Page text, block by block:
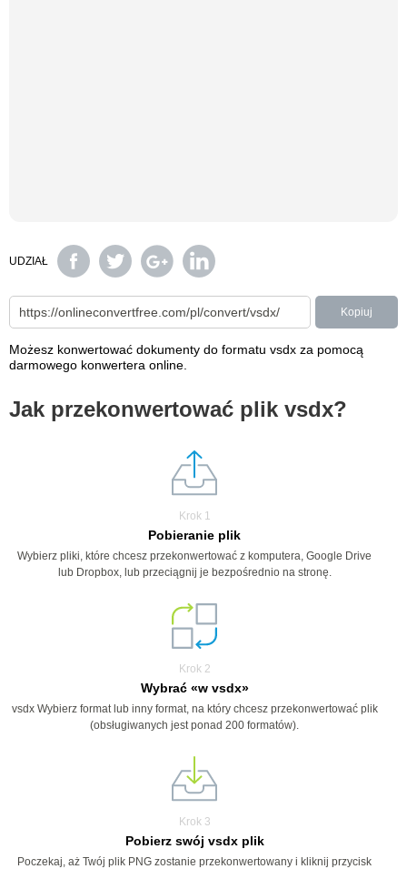
UDZIAŁ
Kopiuj
Możesz konwertować dokumenty do formatu vsdx za pomocą
darmowego konwertera online.
Jak przekonwertować plik vsdx?
Krok 1
Pobieranie plik
Wybierz pliki, które chcesz przekonwertować z komputera, Google Drive
lub Dropbox, lub przeciągnij je bezpośrednio na stronę.
Krok 2
Wybrać «w vsdx»
vsdx Wybierz format lub inny format, na który chcesz przekonwertować plik
(obsługiwanych jest ponad 200 formatów).
Krok 3
Pobierz swój vsdx plik
Poczekaj, aż Twój plik PNG zostanie przekonwertowany i kliknij przycisk